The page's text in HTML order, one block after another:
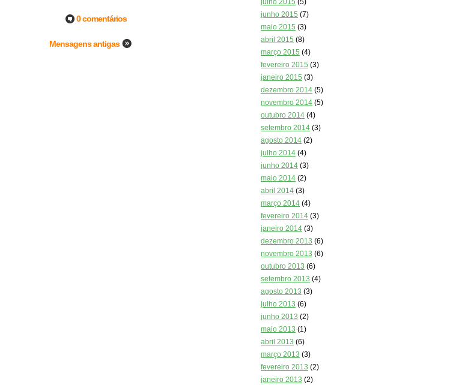
julho 2015 (5)
junho 2015 (7)
maio 2015 (3)
abril 2015 (8)
março 2015 (4)
fevereiro 2015 (3)
janeiro 2015 (3)
dezembro 2014 (5)
novembro 2014 (5)
outubro 2014 (4)
setembro 2014 (3)
agosto 2014 (2)
julho 2014 (4)
junho 2014 (3)
maio 2014 (2)
abril 2014 (3)
março 2014 (4)
fevereiro 2014 (3)
janeiro 2014 (3)
dezembro 2013 (6)
novembro 2013 (6)
outubro 2013 (6)
setembro 2013 (4)
agosto 2013 (3)
julho 2013 (6)
junho 2013 (2)
maio 2013 (1)
abril 2013 (6)
março 2013 (3)
fevereiro 2013 (2)
janeiro 2013 (2)
0 comentários
Mensagens antigas